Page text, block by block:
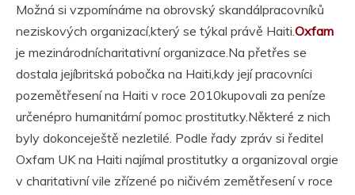
Možná si vzpomínáme na obrovský skandálpracovníků
neziskových organizací,který se týkal právě Haiti. Oxfam
je mezinárodnícharitativní organizace.Na přetřes se
dostala jejíbritská pobočka na Haiti,kdy její pracovníci
pozemětřesení na Haiti v roce 2010kupovali za peníze
určenépro humanitární pomoc prostitutky.Některé z nich
byly dokonceještě nezletilé. Podle řady zpráv si ředitel
Oxfam UK na Haiti najímal prostitutky a organizoval orgie
v charitativní vile zřízené po ničivém zemětřesení v roce